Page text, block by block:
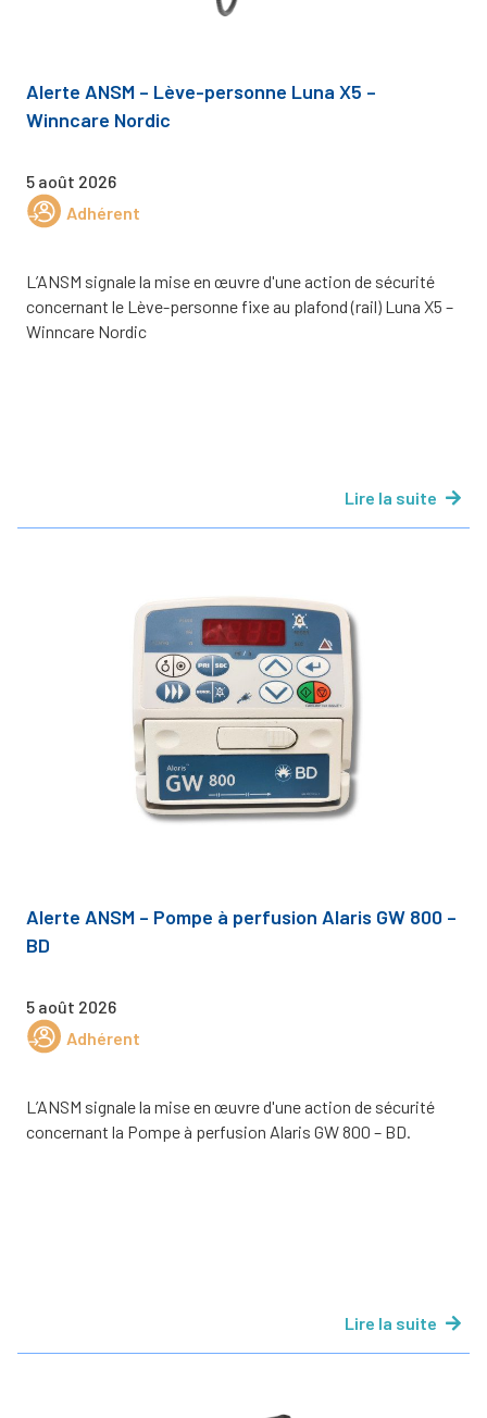
Alerte ANSM – Lève-personne Luna X5 –
Winncare Nordic
5 août 2026
Adhérent
L’ANSM signale la mise en œuvre d'une action de sécurité
concernant le Lève-personne fixe au plafond (rail) Luna X5 –
Winncare Nordic
Lire la suite
Alerte ANSM – Pompe à perfusion Alaris GW 800 –
BD
5 août 2026
Adhérent
L’ANSM signale la mise en œuvre d'une action de sécurité
concernant la Pompe à perfusion Alaris GW 800 – BD.
Lire la suite